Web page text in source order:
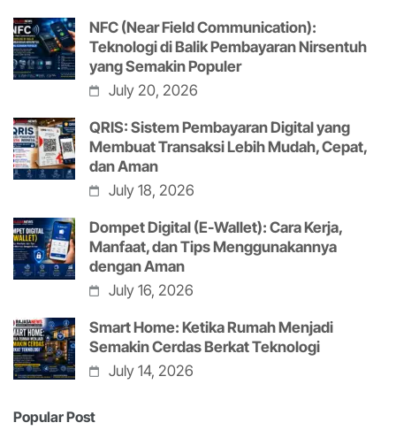
NFC (Near Field Communication):
Teknologi di Balik Pembayaran Nirsentuh
yang Semakin Populer
July 20, 2026
QRIS: Sistem Pembayaran Digital yang
Membuat Transaksi Lebih Mudah, Cepat,
dan Aman
July 18, 2026
Dompet Digital (E-Wallet): Cara Kerja,
Manfaat, dan Tips Menggunakannya
dengan Aman
July 16, 2026
Smart Home: Ketika Rumah Menjadi
Semakin Cerdas Berkat Teknologi
July 14, 2026
Popular Post